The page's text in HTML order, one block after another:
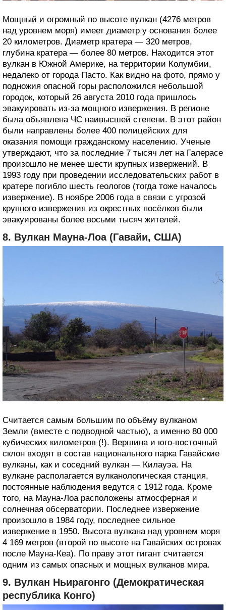
Мощный и огромный по высоте вулкан (4276 метров
над уровнем моря) имеет диаметр у основания более
20 километров. Диаметр кратера — 320 метров,
глубина кратера — более 80 метров. Находится этот
вулкан в Южной Америке, на территории Колумбии,
недалеко от города Пасто. Как видно на фото, прямо у
подножия опасной горы расположился небольшой
городок, который 26 августа 2010 года пришлось
эвакуировать из-за мощного извержения. В регионе
была объявлена ЧС наивысшей степени. В этот район
были направлены более 400 полицейских для
оказания помощи гражданскому населению. Ученые
утверждают, что за последние 7 тысяч лет на Галерасе
произошло не менее шести крупных извержений. В
1993 году при проведении исследовательских работ в
кратере погибло шесть геологов (тогда тоже началось
извержение). В ноябре 2006 года в связи с угрозой
крупного извержения из окрестных посёлков были
эвакуированы более восьми тысяч жителей.
8. Вулкан Мауна-Лоа (Гавайи, США)
Считается самым большим по объёму вулканом
Земли (вместе с подводной частью), а именно 80 000
кубических километров (!). Вершина и юго-восточный
склон входят в состав национального парка Гавайские
вулканы, как и соседний вулкан — Килауэа. На
вулкане располагается вулканологическая станция,
постоянные наблюдения ведутся с 1912 года. Кроме
того, на Мауна-Лоа расположены атмосферная и
солнечная обсерватории. Последнее извержение
произошло в 1984 году, последнее сильное
извержение в 1950. Высота вулкана над уровнем моря
4 169 метров (второй по высоте на Гавайских островах
после Мауна-Кеа). По праву этот гигант считается
одним из самых опасных и мощных вулканов мира.
9. Вулкан Ньирагонго (Демократическая
республика Конго)